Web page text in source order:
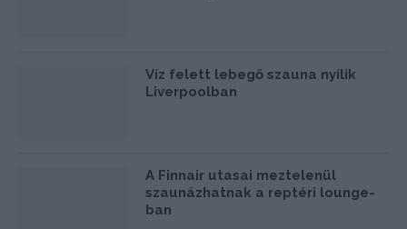
Víz felett lebegő szauna nyílik
Liverpoolban
A Finnair utasai meztelenül
szaunázhatnak a reptéri lounge-
ban